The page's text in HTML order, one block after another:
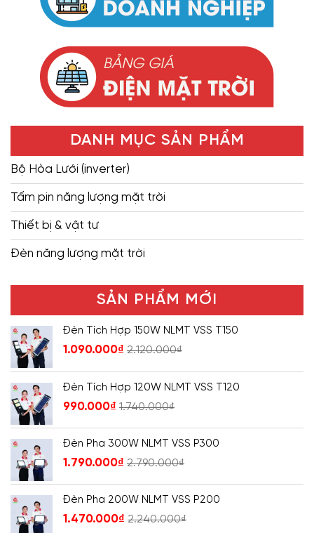
DANH MỤC SẢN PHẨM
Bộ Hòa Lưới (inverter)
Tấm pin năng lượng mặt trời
Thiết bị & vật tư
Đèn năng lượng mặt trời
SẢN PHẨM MỚI
Đèn Tích Hợp 150W NLMT VSS T150
1.090.000₫ 2.120.000₫
Đèn Tích Hợp 120W NLMT VSS T120
990.000₫ 1.740.000₫
Đèn Pha 300W NLMT VSS P300
1.790.000₫ 2.790.000₫
Đèn Pha 200W NLMT VSS P200
1.470.000₫ 2.240.000₫